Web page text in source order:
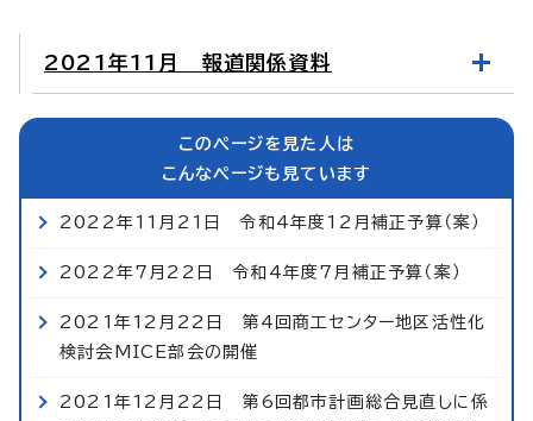
2021年11月 報道関係資料
このページを見た人は
こんなページも見ています
2022年11月21日 令和4年度12月補正予算（案）
2022年7月22日 令和4年度7月補正予算（案）
2021年12月22日 第4回商工センター地区活性化
検討会MICE部会の開催
2021年12月22日 第6回都市計画総合見直しに係